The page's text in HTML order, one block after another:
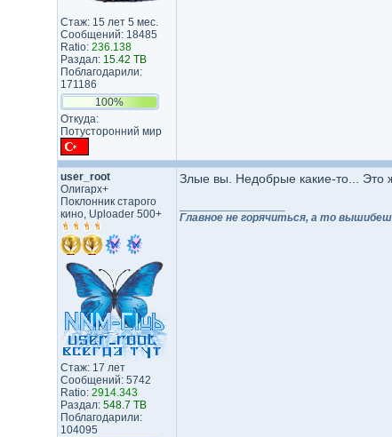
Стаж: 15 лет 5 мес.
Сообщений: 18485
Ratio: 236.138
Раздал: 15.42 TB
Поблагодарили:
171186
100%
Откуда:
Потусторонний мир
user_root
Олигарх+
Поклонник старого
кино, Uploader 500+
Стаж: 17 лет
Сообщений: 5742
Ratio: 2914.343
Раздал: 548.7 TB
Поблагодарили:
104095
Злые вы. Недобрые какие-то... Это
Главное не горячиться, а то